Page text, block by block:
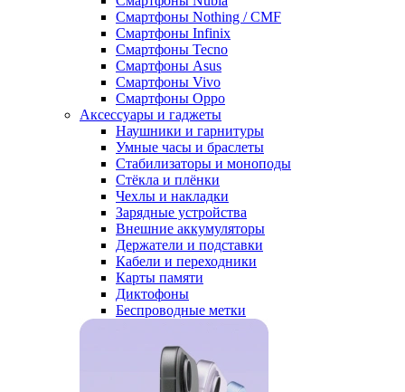
Смартфоны Nothing / CMF
Смартфоны Infinix
Смартфоны Tecno
Смартфоны Asus
Смартфоны Vivo
Смартфоны Oppo
Аксессуары и гаджеты
Наушники и гарнитуры
Умные часы и браслеты
Стабилизаторы и моноподы
Стёкла и плёнки
Чехлы и накладки
Зарядные устройства
Внешние аккумуляторы
Держатели и подставки
Кабели и переходники
Карты памяти
Диктофоны
Беспроводные метки